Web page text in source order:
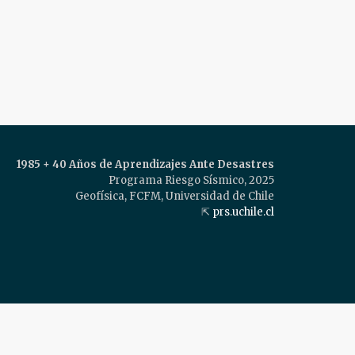
1985 + 40 Años de Aprendizajes Ante Desastres
Programa Riesgo Sísmico, 2025
Geofísica, FCFM, Universidad de Chile
⇱ prs.uchile.cl